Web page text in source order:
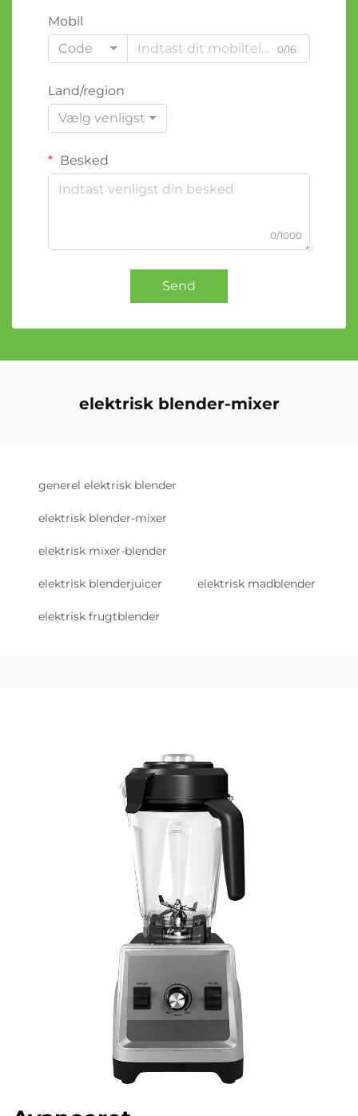
Mobil
Code
0/16
Land/region
Vælg venligst
Besked
0/1000
Send
elektrisk blender-mixer
generel elektrisk blender
elektrisk blender-mixer
elektrisk mixer-blender
elektrisk blenderjuicer elektrisk madblender
elektrisk frugtblender